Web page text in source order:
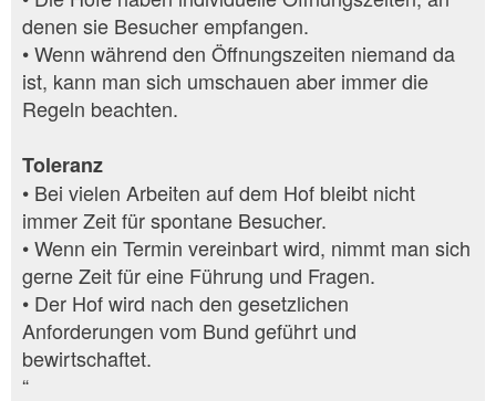
denen sie Besucher empfangen.
• Wenn während den Öffnungszeiten niemand da
ist, kann man sich umschauen aber immer die
Regeln beachten.
Toleranz
• Bei vielen Arbeiten auf dem Hof bleibt nicht
immer Zeit für spontane Besucher.
• Wenn ein Termin vereinbart wird, nimmt man sich
gerne Zeit für eine Führung und Fragen.
• Der Hof wird nach den gesetzlichen
Anforderungen vom Bund geführt und
bewirtschaftet.
“